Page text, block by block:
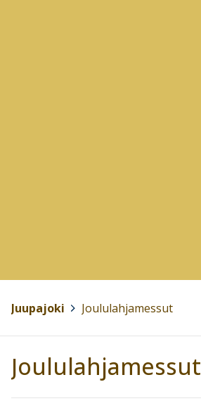
Juupajoki Joululahjamessut
Joululahjamessut